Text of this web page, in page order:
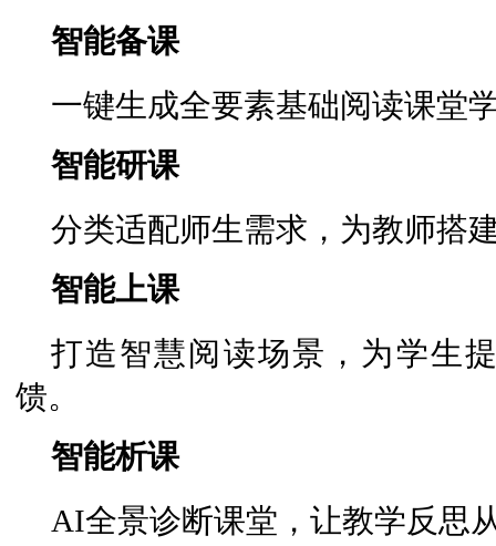
智能备课
一键生成全要素基础阅读课堂
智能研课
分类适配师生需求，为教师搭
智能上课
打造智慧阅读场景，为学生
馈。
智能析课
AI全景诊断课堂，让教学反思